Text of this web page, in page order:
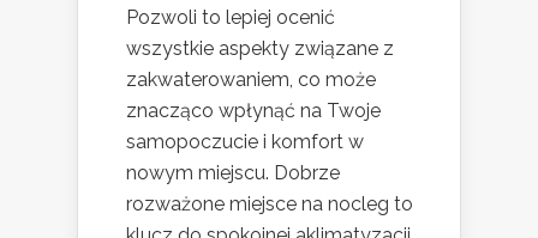
Pozwoli to lepiej ocenić
wszystkie aspekty związane z
zakwaterowaniem, co może
znacząco wpłynąć na Twoje
samopoczucie i komfort w
nowym miejscu. Dobrze
rozważone miejsce na nocleg to